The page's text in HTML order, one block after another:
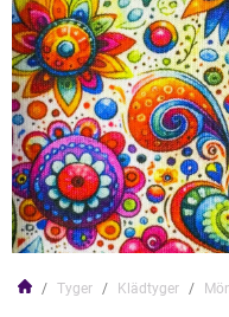
Tyger Klädtyger